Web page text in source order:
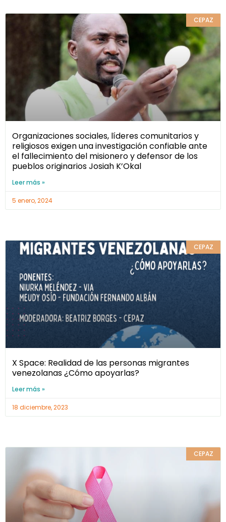
CEPAZ
Organizaciones sociales, líderes comunitarios y
religiosos exigen una investigación confiable ante
el fallecimiento del misionero y defensor de los
pueblos originarios Josiah K’Okal
Leer más »
5 enero, 2024
CEPAZ
X Space: Realidad de las personas migrantes
venezolanas ¿Cómo apoyarlas?
Leer más »
18 diciembre, 2023
CEPAZ